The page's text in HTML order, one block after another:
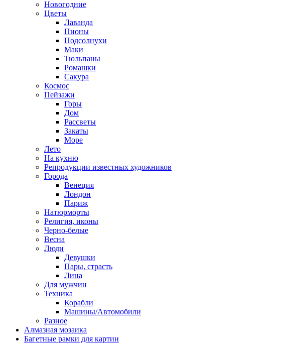
Новогодние
Цветы
Лаванда
Пионы
Подсолнухи
Маки
Тюльпаны
Ромашки
Сакура
Космос
Пейзажи
Горы
Дом
Рассветы
Закаты
Море
Лето
На кухню
Репродукции известных художников
Города
Венеция
Лондон
Париж
Натюрморты
Религия, иконы
Черно-белые
Весна
Люди
Девушки
Пары, страсть
Лица
Для мужчин
Техника
Корабли
Машины/Автомобили
Разное
Алмазная мозаика
Багетные рамки для картин